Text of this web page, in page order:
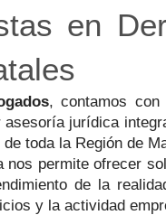
en
, contamos
asesoría jurídica
toda la Región de
nos permite ofrecer
de la
y la actividad